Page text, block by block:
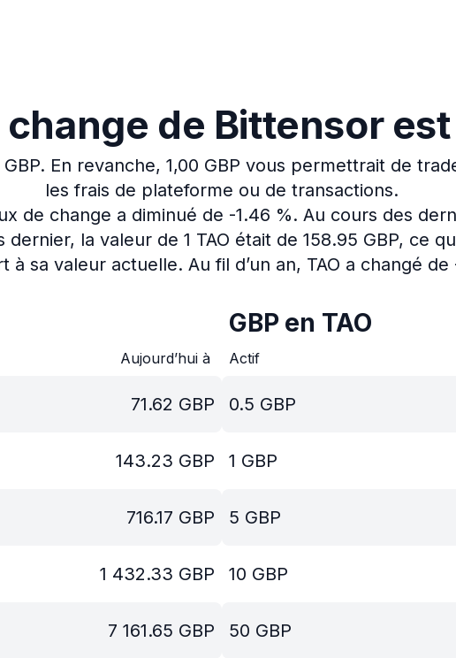
change de Bittensor
En revanche, 1,00 GBP vous permettrait de
les frais de plateforme ou de transactions.
de change a diminué de -1.46 %. Au cours des
la valeur de 1 TAO était de 158.95 GBP, ce
à sa valeur actuelle. Au fil d’un an, TAO a changé de
Aujourd’hui à
71.62 GBP
143.23 GBP
716.17 GBP
1 432.33 GBP
7 161.65 GBP
GBP en TAO
Actif
0.5 GBP
1 GBP
5 GBP
10 GBP
50 GBP